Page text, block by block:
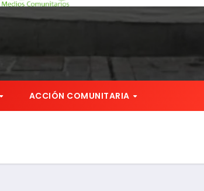
ACCIÓN COMUNITARIA